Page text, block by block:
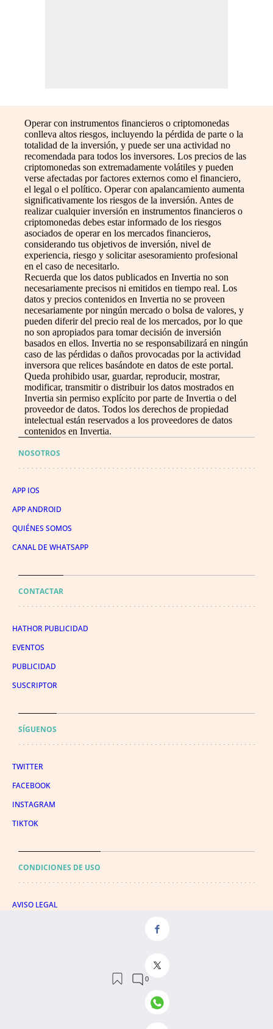
Operar con instrumentos financieros o criptomonedas
conlleva altos riesgos, incluyendo la pérdida de parte o la
totalidad de la inversión, y puede ser una actividad no
recomendada para todos los inversores. Los precios de las
criptomonedas son extremadamente volátiles y pueden
verse afectadas por factores externos como el financiero,
el legal o el político. Operar con apalancamiento aumenta
significativamente los riesgos de la inversión. Antes de
realizar cualquier inversión en instrumentos financieros o
criptomonedas debes estar informado de los riesgos
asociados de operar en los mercados financieros,
considerando tus objetivos de inversión, nivel de
experiencia, riesgo y solicitar asesoramiento profesional
en el caso de necesitarlo.
Recuerda que los datos publicados en Invertia no son
necesariamente precisos ni emitidos en tiempo real. Los
datos y precios contenidos en Invertia no se proveen
necesariamente por ningún mercado o bolsa de valores, y
pueden diferir del precio real de los mercados, por lo que
no son apropiados para tomar decisión de inversión
basados en ellos. Invertia no se responsabilizará en ningún
caso de las pérdidas o daños provocadas por la actividad
inversora que relices basándote en datos de este portal.
Queda prohibido usar, guardar, reproducir, mostrar,
modificar, transmitir o distribuir los datos mostrados en
Invertia sin permiso explícito por parte de Invertia o del
proveedor de datos. Todos los derechos de propiedad
intelectual están reservados a los proveedores de datos
contenidos en Invertia.
NOSOTROS
APP IOS
APP ANDROID
QUIÉNES SOMOS
CANAL DE WHATSAPP
CONTACTAR
HATHOR PUBLICIDAD
EVENTOS
PUBLICIDAD
SUSCRIPTOR
SÍGUENOS
TWITTER
FACEBOOK
INSTAGRAM
TIKTOK
CONDICIONES DE USO
AVISO LEGAL